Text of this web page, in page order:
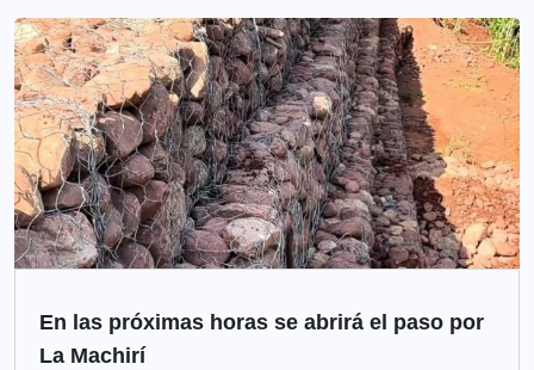
En las próximas horas se abrirá el paso por
La Machirí